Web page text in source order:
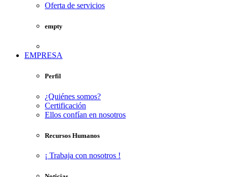
Oferta de servicios
empty
EMPRESA
Perfil
¿Quiénes somos?
Certificación
Ellos confían en nosotros
Recursos Humanos
¡ Trabaja con nosotros !